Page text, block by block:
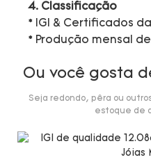
4. Classificação
* IGI & Certificados
* Produção mensal
Ou você gosta
Seja redondo, pêra ou
estoque de